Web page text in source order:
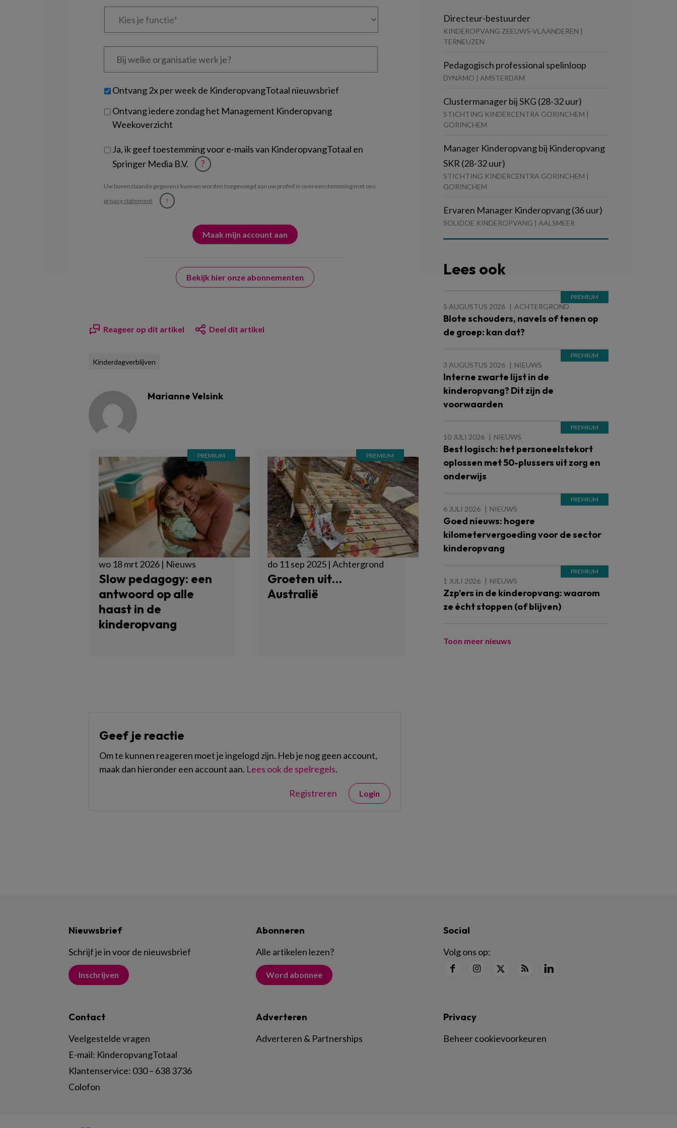
Kies
Bij
welke
je?
Untitled
Ontvang 2x per week de KinderopvangTotaal nieuwsbrief
Ontvang iedere zondag het Management Kinderopvang
Weekoverzicht
Ja, ik geef toestemming voor e-mails van KinderopvangTotaal en
Springer Media B.V.
?
Uw bovenstaande gegevens kunnen worden toegevoegd aan uw profiel in overeenstemming met ons
privacy statement. ?
Bekijk hier onze abonnementen
Reageer op dit artikel Deel dit artikel
Kinderdagverblijven
Marianne Velsink
wo 18 mrt 2026 | Nieuws
Slow pedagogy: een
antwoord op alle
haast in de
kinderopvang
do 11 sep 2025 | Achtergrond
Groeten uit…
Australië
Geef je reactie
Om te kunnen reageren moet je ingelogd zijn. Heb je nog geen account,
maak dan hieronder een account aan. Lees ook de spelregels.
Registreren Login
Directeur-bestuurder
KINDEROPVANG ZEEUWS-VLAANDEREN |
TERNEUZEN
Pedagogisch professional spelinloop
DYNAMO | AMSTERDAM
Clustermanager bij SKG (28-32 uur)
STICHTING KINDERCENTRA GORINCHEM |
GORINCHEM
Manager Kinderopvang bij Kinderopvang
SKR (28-32 uur)
STICHTING KINDERCENTRA GORINCHEM |
GORINCHEM
Ervaren Manager Kinderopvang (36 uur)
SOLIDOE KINDEROPVANG | AALSMEER
Lees ook
5 AUGUSTUS 2026 ACHTERGROND
Blote schouders, navels of tenen op
de groep: kan dat?
3 AUGUSTUS 2026 NIEUWS
Interne zwarte lijst in de
kinderopvang? Dit zijn de
voorwaarden
10 JULI 2026 NIEUWS
Best logisch: het personeelstekort
oplossen met 50-plussers uit zorg en
onderwijs
6 JULI 2026 NIEUWS
Goed nieuws: hogere
kilometervergoeding voor de sector
kinderopvang
1 JULI 2026 NIEUWS
Zzp’ers in de kinderopvang: waarom
ze écht stoppen (of blijven)
Toon meer nieuws
Nieuwsbrief
Schrijf je in voor de nieuwsbrief
Inschrijven
Abonneren
Alle artikelen lezen?
Word abonnee
Social
Volg ons op:
Contact
Veelgestelde vragen
E-mail: KinderopvangTotaal
Klantenservice: 030 – 638 3736
Colofon
Adverteren
Adverteren & Partnerships
Privacy
Beheer cookievoorkeuren